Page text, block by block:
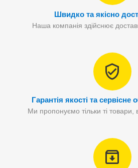
Швидко та якісно
Наша компанія здійснює
Гарантія якості та сервісне
Ми пропонуємо тільки ті товари,